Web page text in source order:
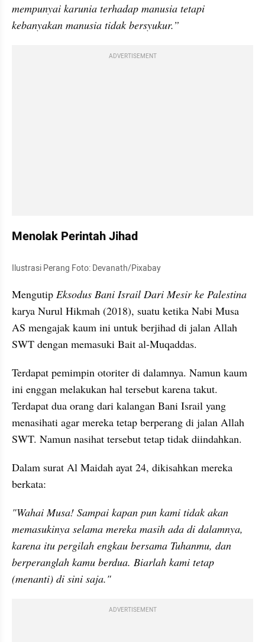
mempunyai karunia terhadap manusia tetapi
kebanyakan manusia tidak bersyukur.”
ADVERTISEMENT
Menolak Perintah Jihad
Ilustrasi Perang Foto: Devanath/Pixabay
Mengutip
karya Nurul Hikmah (2018), suatu ketika Nabi Musa
AS mengajak kaum ini untuk berjihad di jalan Allah
SWT dengan memasuki Bait al-Muqaddas.
Terdapat pemimpin otoriter di dalamnya. Namun kaum
ini enggan melakukan hal tersebut karena takut.
Terdapat dua orang dari kalangan Bani Israil yang
menasihati agar mereka tetap berperang di jalan Allah
SWT. Namun nasihat tersebut tetap tidak diindahkan.
Dalam surat Al Maidah ayat 24, dikisahkan mereka
berkata:
"Wahai Musa! Sampai kapan pun kami tidak akan
memasukinya selama mereka masih ada di dalamnya,
karena itu pergilah engkau bersama Tuhanmu, dan
berperanglah kamu berdua. Biarlah kami tetap
(menanti) di sini saja."
ADVERTISEMENT